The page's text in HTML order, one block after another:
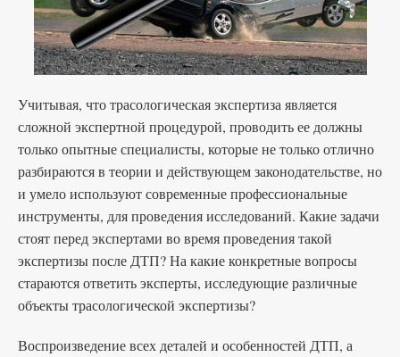
Учитывая, что трасологическая экспертиза является
сложной экспертной процедурой, проводить ее должны
только опытные специалисты, которые не только отлично
разбираются в теории и действующем законодательстве, но
и умело используют современные профессиональные
инструменты, для проведения исследований. Какие задачи
стоят перед экспертами во время проведения такой
экспертизы после ДТП? На какие конкретные вопросы
стараются ответить эксперты, исследующие различные
объекты трасологической экспертизы?
Воспроизведение всех деталей и особенностей ДТП, а